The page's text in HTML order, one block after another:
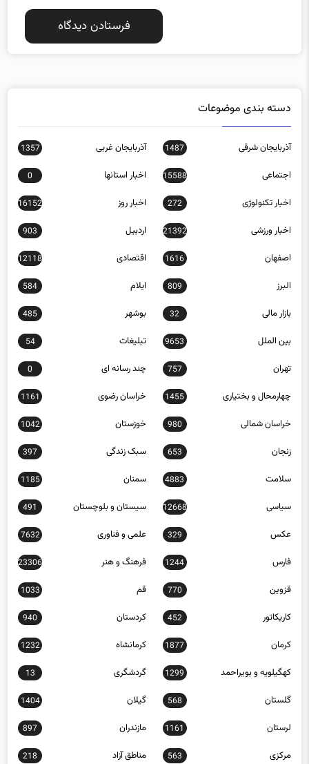
دسته بندی موضوعات
آذربایجان شرقی 1487 آذربایجان غربی 1357
اجتماعی 15588 اخبار استانها 0
اخبار تکنولوژی 272 اخبار روز 16152
اخبار ورزشی 21392 اردبیل 903
اصفهان 1616 اقتصادی 12118
البرز 809 ایلام 584
بازار مالی 32 بوشهر 485
بین الملل 9653 تبلیغات 54
تهران 757 چند رسانه ای 0
چهارمحال و بختیاری 1455 خراسان رضوی 1161
خراسان شمالی 980 خوزستان 1042
زنجان 653 سبک زندگی 397
سلامت 4883 سمنان 1185
سیاسی 12668 سیستان و بلوچستان 491
عکس 329 علمی و فناوری 7632
فارس 1244 فرهنگ و هنر 23306
قزوین 770 قم 1033
کاریکاتور 452 کردستان 940
کرمان 1877 کرمانشاه 1232
کهگیلویه و بویراحمد 1299 گردشگری 13
گلستان 568 گیلان 1404
لرستان 1161 مازندران 897
مرکزی 563 مناطق آزاد 218